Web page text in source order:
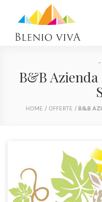
-
B&B
HOME / OFFERTE / B&B